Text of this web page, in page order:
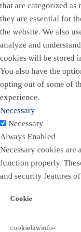
that are categorized as
they are essential for
the website. We also
analyze and
cookies will be stored
You also have the
opting out of some of
experience.
Necessary
Necessary
Always Enabled
Necessary cookies are
function properly.
and security features
Cookie
cookielawinfo-